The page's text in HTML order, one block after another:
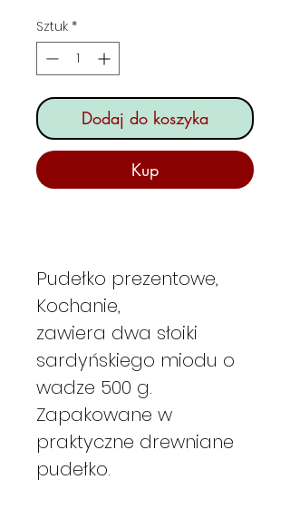
Sztuk *
Dodaj do koszyka
Kup
Pudełko prezentowe,
Kochanie,
zawiera dwa słoiki
sardyńskiego miodu o
wadze 500 g.
Zapakowane w
praktyczne drewniane
pudełko.